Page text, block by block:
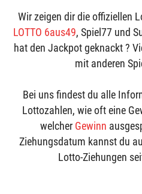
Wir zeigen dir die offiziellen
LOTTO 6aus49, Spiel77 und
hat den Jackpot geknackt ?
mit anderen
Bei uns findest du alle
Lottozahlen, wie oft eine
welcher Gewinn
Ziehungsdatum kannst du
Lotto-Ziehungen